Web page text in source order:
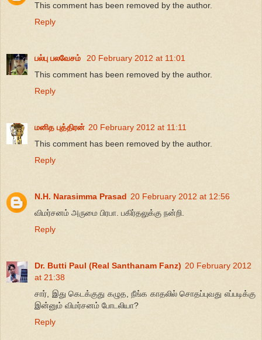
This comment has been removed by the author.
Reply
பல்பு பலவேசம்
20 February 2012 at 11:01
This comment has been removed by the author.
Reply
மனித புத்திரன் 20 February 2012 at 11:11
This comment has been removed by the author.
Reply
N.H. Narasimma Prasad 20 February 2012 at 12:56
விமர்சனம் அருமை பிரபா. பகிர்தலுக்கு நன்றி.
Reply
Dr. Butti Paul (Real Santhanam Fanz) 20 February 2012
at 21:38
சார், இது கெடக்குது கழுத, நீங்க காதலில் சொதப்புவது எப்படிக்கு
இன்னும் விமர்சனம் போடலியா?
Reply